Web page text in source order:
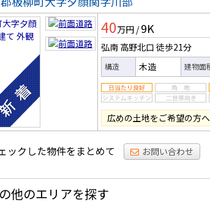
40万円 / 9K
弘南 高野北口 徒歩21分
構造 木造 建物面
広めの土地をご希望の方
ックした物件をまとめて お問い合わせ
他のエリアを探す